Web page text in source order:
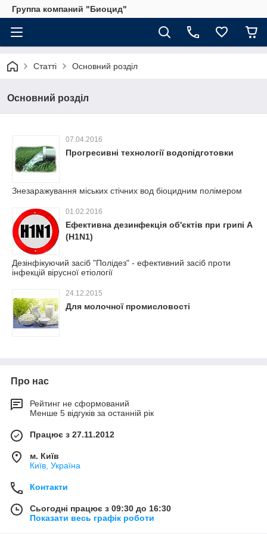
Группа компаний "Биоцид"
Статті Основний розділ
Основний розділ
07.04.2016
Прогресивні технології водопідготовки
Знезаражування міських стічних вод біоцидним полімером
01.02.2016
Ефективна дезинфекція об'єктів при грипі А
(H1N1)
Дезінфікуючий засіб "Полідез" - ефективний засіб проти
інфекцій вірусної етіології
24.12.2015
Для молочної промисловості
Про нас
Рейтинг не сформований
Менше 5 відгуків за останній рік
Працює з 27.11.2012
м. Київ
Київ, Україна
Контакти
Сьогодні працює з 09:30 до 16:30
Показати весь графік роботи